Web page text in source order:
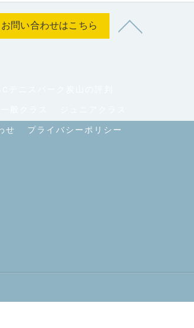
お問い合わせはこちら
せ プライバシーポリシー